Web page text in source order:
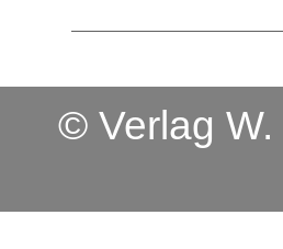
© Verlag